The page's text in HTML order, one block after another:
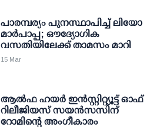
പാരമ്പര്യം പുനസ്ഥാപിച്ച് ലിയോ
മാർപാപ്പ; ഔദ്യോഗിക
വസതിയിലേക്ക് താമസം മാറി
15 Mar
ആല്‍ഫ ഹയര്‍ ഇന്‍സ്റ്റിറ്റ്യൂട്ട് ഓഫ്
റിലീജിയസ് സയന്‍സസിന്
റോമിന്റെ അംഗീകാരം